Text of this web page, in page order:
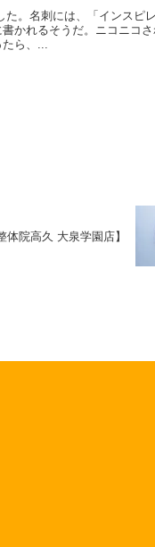
。名刺には、「インスピ
かれるそうだ。ニコニコ
ら、...
院高久 大泉学園店】